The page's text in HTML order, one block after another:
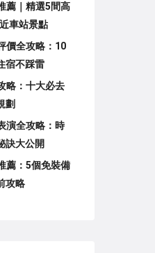
薦｜精選5間高
車站景點
價全攻略：10
宿不踩雷
略：十大必去
劃
演全攻略：時
訣大公開
薦：5個免裝備
攻略